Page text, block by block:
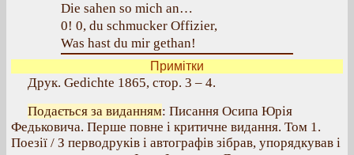
Die sahen so mich an…
0! 0, du schmucker Offizier,
Was hast du mir gethan!
Примітки
Друк. Gedichte 1865, стор. 3 – 4.
Подається за виданням: Писання Осипа Юрія
Федьковича. Перше повне і критичне видання. Том 1.
Поезії / З перводруків і автографів зібрав, упорядкував і